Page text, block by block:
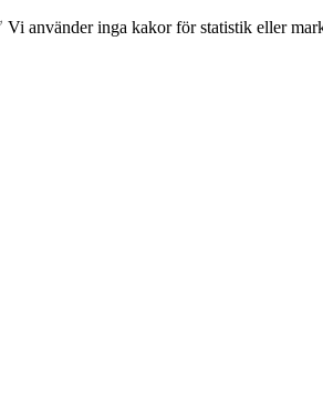
använder inga kakor för statistik eller